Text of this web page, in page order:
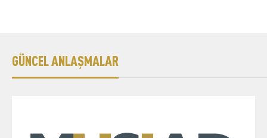
GÜNCEL ANLAŞMALAR